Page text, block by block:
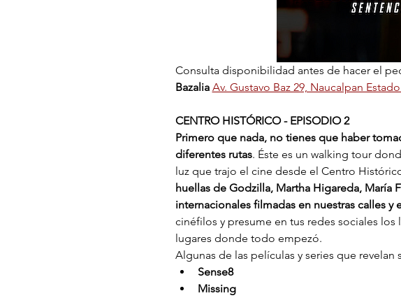
Consulta disponibilidad antes de hacer el
Bazalia Av. Gustavo Baz 29, Naucalpan
CENTRO HISTÓRICO - EPISODIO 2
Primero que nada, no tienes que haber
diferentes rutas. Éste es un walking tour
luz que trajo el cine desde el Centro
huellas de Godzilla, Martha Higareda, María
internacionales filmadas en nuestras calles y
cinéfilos y presume en tus redes sociales
lugares donde todo empezó.
Algunas de las películas y series que revelan
Sense8
Missing